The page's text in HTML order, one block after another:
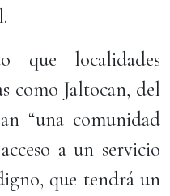
que localidades
como Jaltocan, del
“una comunidad
a un servicio
que tendrá un